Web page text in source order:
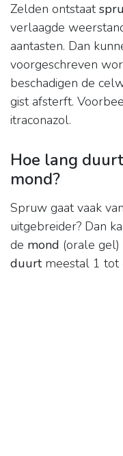
Zelden ontstaat
verlaagde
aantasten. Dan
voorgeschreven
beschadigen de
gist afsterft.
itraconazol.
Hoe lang
mond?
Spruw gaat vaak
uitgebreider? Dan
de mond (orale gel)
duurtmeestal 1 tot